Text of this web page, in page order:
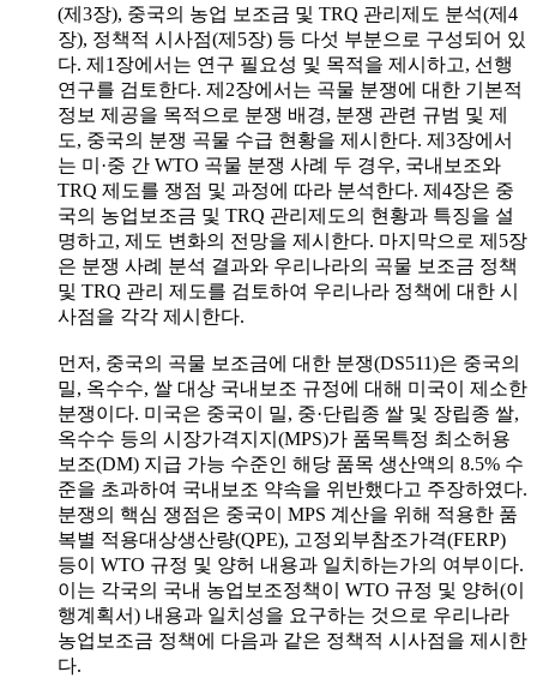
(제3장), 중국의 농업 보조금 및 TRQ 관리제도 분석(제4
장), 정책적 시사점(제5장) 등 다섯 부분으로 구성되어 있
다. 제1장에서는 연구 필요성 및 목적을 제시하고, 선행
연구를 검토한다. 제2장에서는 곡물 분쟁에 대한 기본적
정보 제공을 목적으로 분쟁 배경, 분쟁 관련 규범 및 제
도, 중국의 분쟁 곡물 수급 현황을 제시한다. 제3장에서
는 미·중 간 WTO 곡물 분쟁 사례 두 경우, 국내보조와
TRQ 제도를 쟁점 및 과정에 따라 분석한다. 제4장은 중
국의 농업보조금 및 TRQ 관리제도의 현황과 특징을 설
명하고, 제도 변화의 전망을 제시한다. 마지막으로 제5장
은 분쟁 사례 분석 결과와 우리나라의 곡물 보조금 정책
및 TRQ 관리 제도를 검토하여 우리나라 정책에 대한 시
사점을 각각 제시한다.
먼저, 중국의 곡물 보조금에 대한 분쟁(DS511)은 중국의
밀, 옥수수, 쌀 대상 국내보조 규정에 대해 미국이 제소한
분쟁이다. 미국은 중국이 밀, 중·단립종 쌀 및 장립종 쌀,
옥수수 등의 시장가격지지(MPS)가 품목특정 최소허용
보조(DM) 지급 가능 수준인 해당 품목 생산액의 8.5% 수
준을 초과하여 국내보조 약속을 위반했다고 주장하였다.
분쟁의 핵심 쟁점은 중국이 MPS 계산을 위해 적용한 품
복별 적용대상생산량(QPE), 고정외부참조가격(FERP)
등이 WTO 규정 및 양허 내용과 일치하는가의 여부이다.
이는 각국의 국내 농업보조정책이 WTO 규정 및 양허(이
행계획서) 내용과 일치성을 요구하는 것으로 우리나라
농업보조금 정책에 다음과 같은 정책적 시사점을 제시한
다.